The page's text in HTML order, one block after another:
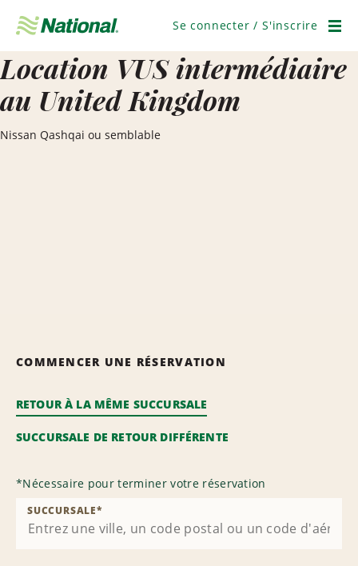
navigation
Se connecter / S'inscrire
Location VUS intermédiaire
au United Kingdom
Nissan Qashqai ou semblable
COMMENCER UNE RÉSERVATION
RETOUR À LA MÊME SUCCURSALE
SUCCURSALE DE RETOUR DIFFÉRENTE
*Nécessaire pour terminer votre réservation
SUCCURSALE*